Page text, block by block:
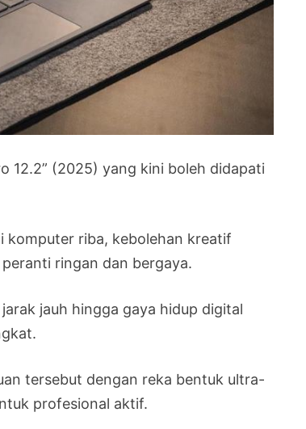
12.2” (2025) yang kini boleh didapati
komputer riba, kebolehan kreatif
ringan dan bergaya.
jauh hingga gaya hidup digital
tersebut dengan reka bentuk ultra-
profesional aktif.